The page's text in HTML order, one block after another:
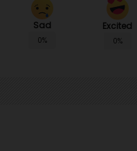
Sad
0%
Excited
0%